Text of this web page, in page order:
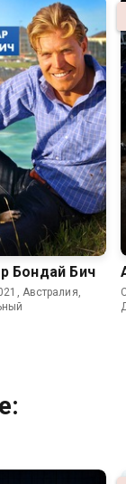
Бондай Бич
Австралия,